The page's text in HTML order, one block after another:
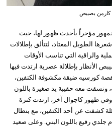
كارمن بصيبص
مؤخراً بأحدث ظهور لها، حيث
الطويل المعتاد، لتتألق بإطلالات
والراقية التي تناسب الأوقات
الأنظار بإطلالة عصرية ارتدت فيها
كورسيه ضيقة مكشوفة الكتفين،
ونسقت معه حقيبة يد صغيرة باللون
ظهور كاجوال آخر، ارتدت كنزة
كشفت عن أحد الكتفين، مع بنطال
رفيع باللون البني. وعلى صعيد